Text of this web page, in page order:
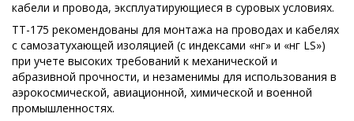
кабели и провода, эксплуатирующиеся в суровых условиях.
ТТ-175 рекомендованы для монтажа на проводах и кабелях
с самозатухающей изоляцией (с индексами «нг» и «нг LS»)
при учете высоких требований к механической и
абразивной прочности, и незаменимы для использования в
аэрокосмической, авиационной, химической и военной
промышленностях.